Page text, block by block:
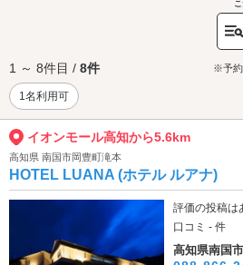
1 ～ 8件目 / 8件 ※予約
1名利用可
イオンモール高知から5.6km
高知県 南国市岡豊町滝本
HOTEL LUANA (ホテル ルアナ)
評価の投稿は
口コミ - 件
高知県南国